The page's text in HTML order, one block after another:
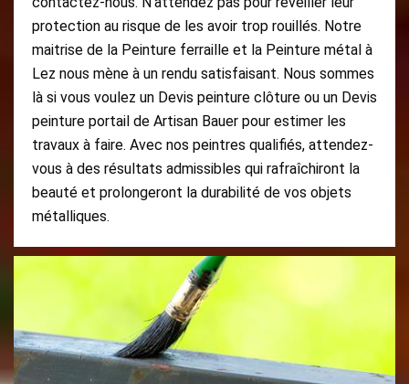
protection au risque de les avoir trop rouillés. Notre
maitrise de la Peinture ferraille et la Peinture métal à
Lez nous mène à un rendu satisfaisant. Nous sommes
là si vous voulez un Devis peinture clôture ou un Devis
peinture portail de Artisan Bauer pour estimer les
travaux à faire. Avec nos peintres qualifiés, attendez-
vous à des résultats admissibles qui rafraîchiront la
beauté et prolongeront la durabilité de vos objets
métalliques.